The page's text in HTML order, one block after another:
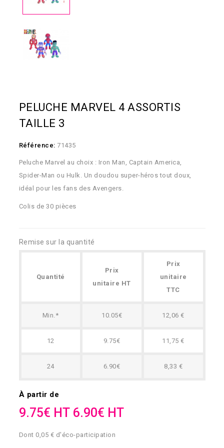
PELUCHE MARVEL 4 ASSORTIS
TAILLE 3
Référence: 71435
Peluche Marvel au choix : Iron Man, Captain America,
Spider-Man ou Hulk. Un doudou super-héros tout doux,
idéal pour les fans des Avengers.
Colis de 30 pièces
Remise sur la quantité
Quantité
Prix
unitaire HT
Prix
unitaire
TTC
Min.* 10.05€ 12,06 €
12 9.75€ 11,75 €
24 6.90€ 8,33 €
À partir de
9.75€ HT 6.90€ HT
Dont 0,05 € d'éco-participation